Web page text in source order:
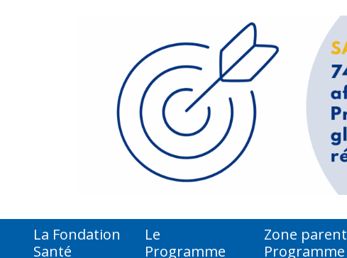
La Fondation
Santé
Le
Programme
Zone